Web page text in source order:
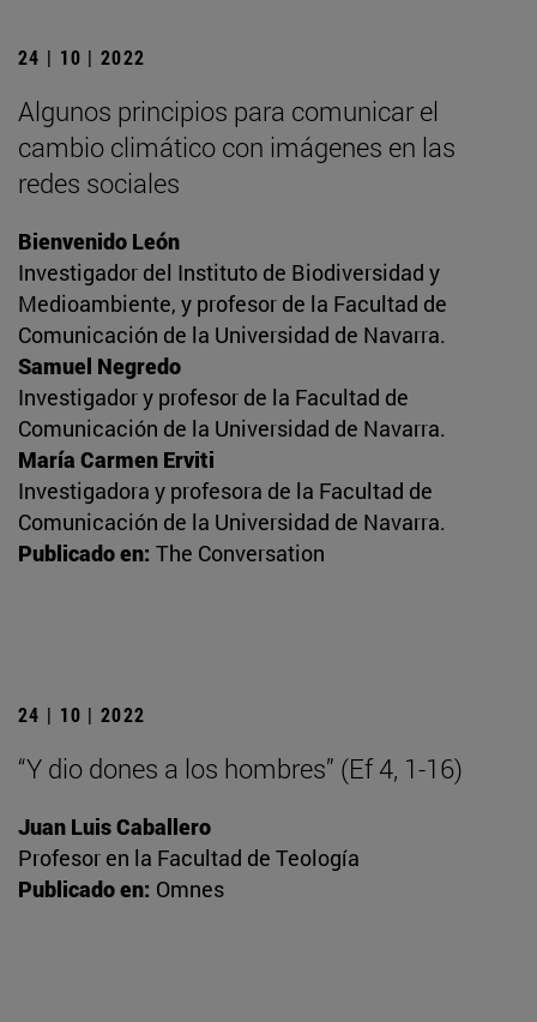
24 | 10 | 2022
Algunos principios para comunicar el
cambio climático con imágenes en las
redes sociales
Bienvenido León
Investigador del Instituto de Biodiversidad y
Medioambiente, y profesor de la Facultad de
Comunicación de la Universidad de Navarra.
Samuel Negredo
Investigador y profesor de la Facultad de
Comunicación de la Universidad de Navarra.
María Carmen Erviti
Investigadora y profesora de la Facultad de
Comunicación de la Universidad de Navarra.
Publicado en: The Conversation
24 | 10 | 2022
“Y dio dones a los hombres” (Ef 4, 1-16)
Juan Luis Caballero
Profesor en la Facultad de Teología
Publicado en: Omnes